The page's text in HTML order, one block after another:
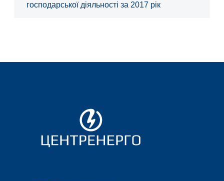
господарської діяльності за 2017 рік